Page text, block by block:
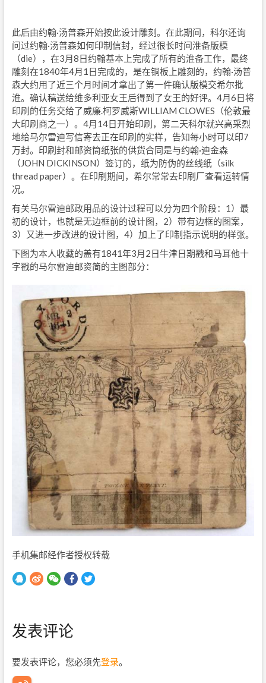
此后由约翰·汤普森开始按此设计雕刻。在此期间，科尔还询
问过约翰·汤普森如何印制信封，经过很长时间淮备版模
（die），在3月8日约翰基本上完成了所有的淮备工作，最终
雕刻在1840年4月1日完成的，是在铜板上雕刻的，约翰·汤普
森大约用了近三个月时间才拿出了第一件确认版模交希尔批
淮。确认稿送给维多利亚女王后得到了女王的好评。4月6日将
印刷的任务交给了威廉.柯罗威斯WILLIAM CLOWES（伦敦最
大印刷商之一）。4月14日开始印刷，第二天科尔就兴高采烈
地给马尔雷迪写信寄去正在印刷的实样，告知每小时可以印7
万封。印刷封和邮资筒纸张的供货合同是与约翰·迪金森
（JOHN DICKINSON）签订的，纸为防伪的丝线纸（silk
thread paper）。在印刷期间，希尔常常去印刷厂查看运转情
况。
有关马尔雷迪邮政用品的设计过程可以分为四个阶段：1）最
初的设计，也就是无边框前的设计图，2）带有边框的图案，
3）又进一步改进的设计图，4）加上了印制指示说明的样张。
下图为本人收藏的盖有1841年3月2日牛津日期戳和马耳他十
字戳的马尔雷迪邮资简的主图部分：
手机集邮经作者授权转载
发表评论
要发表评论，您必须先登录。